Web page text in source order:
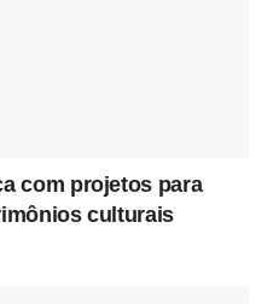
com projetos para
culturais